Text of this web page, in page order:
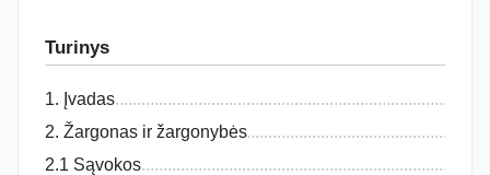
Turinys
1. Įvadas
2. Žargonas ir žargonybės
2.1 Sąvokos